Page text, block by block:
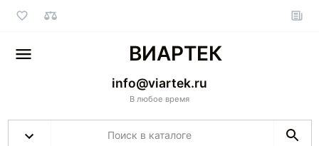
ВИАРТЕК
info@viartek.ru
В любое время